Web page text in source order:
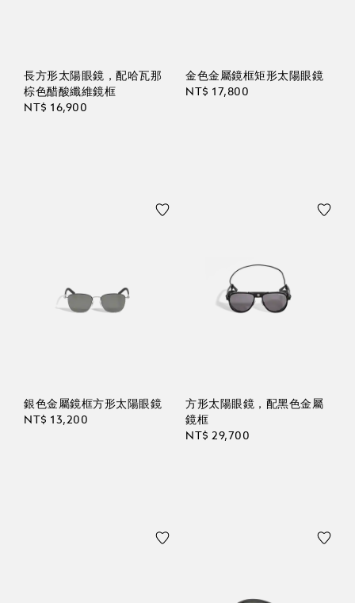
長方形太陽眼鏡，配哈瓦那
棕色醋酸纖維鏡框
NT$ 16,900
金色金屬鏡框矩形太陽眼鏡
NT$ 17,800
銀色金屬鏡框方形太陽眼鏡
NT$ 13,200
方形太陽眼鏡，配黑色金屬
鏡框
NT$ 29,700